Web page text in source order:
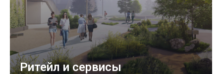
Ритейл и сервисы